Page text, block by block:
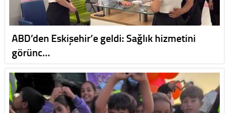
ABD’den Eskişehir’e geldi: Sağlık hizmetini
görünc…